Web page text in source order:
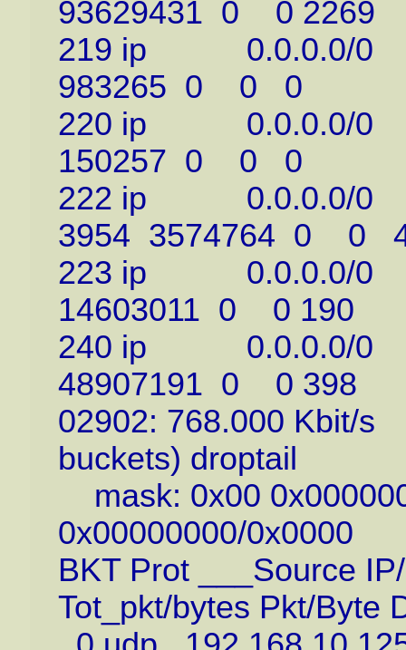
93629431 0 0 2269
219 ip 0.0.0.0/0
983265 0 0 0
220 ip 0.0.0.0/0
150257 0 0 0
222 ip 0.0.0.0/0
3954 3574764 0 0
223 ip 0.0.0.0/0
14603011 0 0 190
240 ip 0.0.0.0/0
48907191 0 0 398
02902: 768.000 Kbit/
buckets) droptail
mask: 0x00
0x00000000/0x0000
BKT Prot ___Source
Tot_pkt/bytes Pkt/Byte